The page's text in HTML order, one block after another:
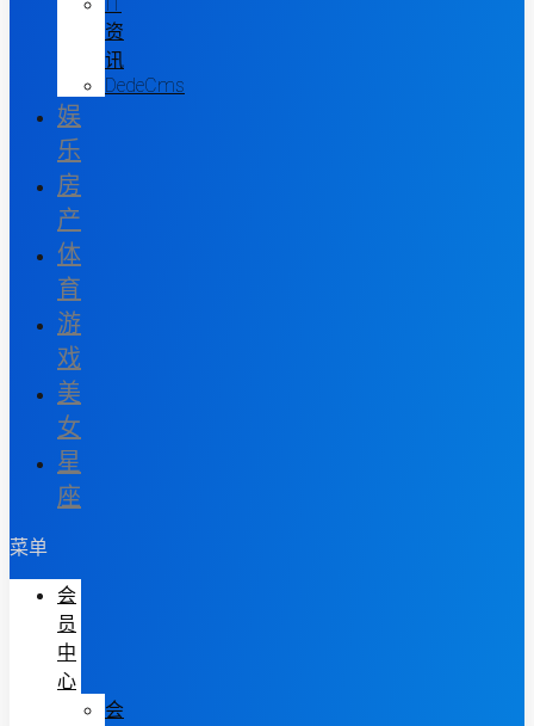
资
讯
DedeCms
娱
乐
房
产
体
育
游
戏
美
女
星
座
菜单
会
员
中
心
会